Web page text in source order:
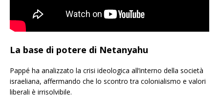
La base di potere di Netanyahu
Pappé ha analizzato la crisi ideologica all’interno della società
israeliana, affermando che lo scontro tra colonialismo e valori
liberali è irrisolvibile.